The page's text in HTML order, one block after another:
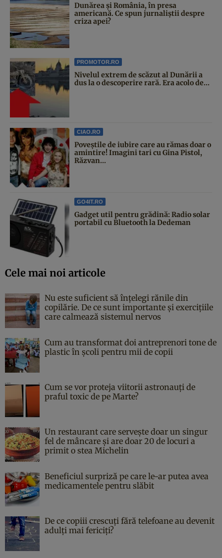
Dunărea și România, în presa
americană. Ce spun jurnaliștii despre
criza apei?
PROMOTOR.RO
Nivelul extrem de scăzut al Dunării a
dus la o descoperire rară. Era acolo de...
CIAO.RO
Poveştile de iubire care au rămas doar o
amintire! Imagini tari cu Gina Pistol,
Răzvan...
GO4IT.RO
Gadget util pentru grădină: Radio solar
portabil cu Bluetooth la Dedeman
Cele mai noi articole
Nu este suficient să înțelegi rănile din
copilărie. De ce sunt importante și exercițiile
care calmează sistemul nervos
Cum au transformat doi antreprenori tone de
plastic în școli pentru mii de copii
Cum se vor proteja viitorii astronauți de
praful toxic de pe Marte?
Un restaurant care servește doar un singur
fel de mâncare și are doar 20 de locuri a
primit o stea Michelin
Beneficiul surpriză pe care le-ar putea avea
medicamentele pentru slăbit
De ce copiii crescuți fără telefoane au devenit
adulți mai fericiți?